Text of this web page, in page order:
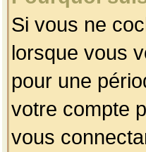
Si vous ne
lorsque vous
pour une
votre compte
vous